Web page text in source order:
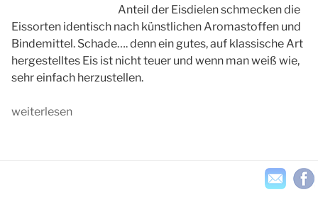
Anteil der Eisdielen schmecken die
Eissorten identisch nach künstlichen Aromastoffen und
Bindemittel. Schade…. denn ein gutes, auf klassische Art
hergestelltes Eis ist nicht teuer und wenn man weiß wie,
sehr einfach herzustellen.
„Hausgemachtes
weiterlesen